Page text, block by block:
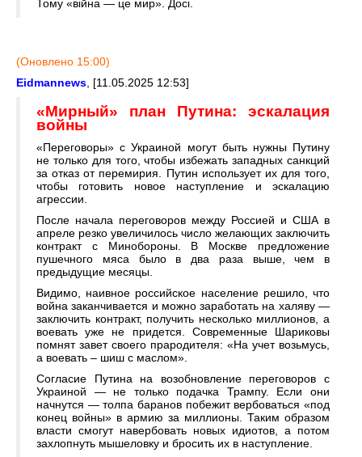
Тому «війна — це мир». Досі.
(Оновлено 15:00)
Eidmannews, [11.05.2025 12:53]
«Мирный» план Путина: эскалация
войны
«Переговоры» с Украиной могут быть нужны Путину
не только для того, чтобы избежать западных санкций
за отказ от перемирия. Путин использует их для того,
чтобы готовить новое наступление и эскалацию
агрессии.
После начала переговоров между Россией и США в
апреле резко увеличилось число желающих заключить
контракт с Минобороны. В Москве предложение
пушечного мяса было в два раза выше, чем в
предыдущие месяцы.
Видимо, наивное российское население решило, что
война заканчивается и можно заработать на халяву —
заключить контракт, получить несколько миллионов, а
воевать уже не придется. Современные Шариковы
помнят завет своего прародителя: «На учет возьмусь,
а воевать – шиш с маслом».
Согласие Путина на возобновление переговоров с
Украиной — не только подачка Трампу. Если они
начнутся — толпа баранов побежит вербоваться «под
конец войны» в армию за миллионы. Таким образом
власти смогут навербовать новых идиотов, а потом
захлопнуть мышеловку и бросить их в наступление.